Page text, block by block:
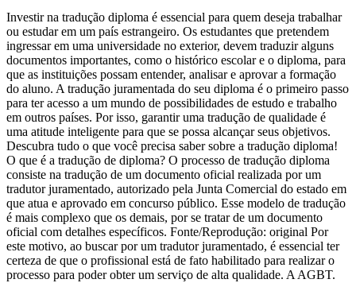
Investir na tradução diploma é essencial para quem deseja trabalhar
ou estudar em um país estrangeiro. Os estudantes que pretendem
ingressar em uma universidade no exterior, devem traduzir alguns
documentos importantes, como o histórico escolar e o diploma, para
que as instituições possam entender, analisar e aprovar a formação
do aluno. A tradução juramentada do seu diploma é o primeiro passo
para ter acesso a um mundo de possibilidades de estudo e trabalho
em outros países. Por isso, garantir uma tradução de qualidade é
uma atitude inteligente para que se possa alcançar seus objetivos.
Descubra tudo o que você precisa saber sobre a tradução diploma!
O que é a tradução de diploma? O processo de tradução diploma
consiste na tradução de um documento oficial realizada por um
tradutor juramentado, autorizado pela Junta Comercial do estado em
que atua e aprovado em concurso público. Esse modelo de tradução
é mais complexo que os demais, por se tratar de um documento
oficial com detalhes específicos. Fonte/Reprodução: original Por
este motivo, ao buscar por um tradutor juramentado, é essencial ter
certeza de que o profissional está de fato habilitado para realizar o
processo para poder obter um serviço de alta qualidade. A AGBT.